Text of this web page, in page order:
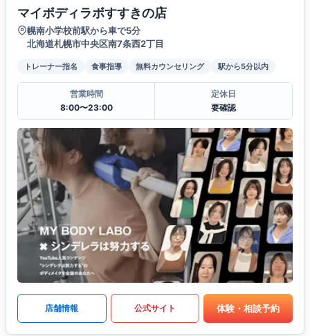
マイボディラボすすきの店
幌南小学校前駅から車で5分
北海道札幌市中央区南7条西2丁目
トレーナー指名 食事指導 無料カウンセリング 駅から5分以内
営業時間
8:00〜23:00
定休日
要確認
店舗情報 公式サイト 体験・相談予約